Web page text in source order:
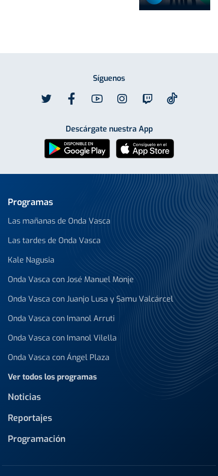
Síguenos
Descárgate nuestra App
Programas
Las mañanas de Onda Vasca
Las tardes de Onda Vasca
Kale Nagusia
Onda Vasca con José Manuel Monje
Onda Vasca con Juanjo Lusa y Samu Valcárcel
Onda Vasca con Imanol Arruti
Onda Vasca con Imanol Vilella
Onda Vasca con Ángel Plaza
Ver todos los programas
Noticias
Reportajes
Programación